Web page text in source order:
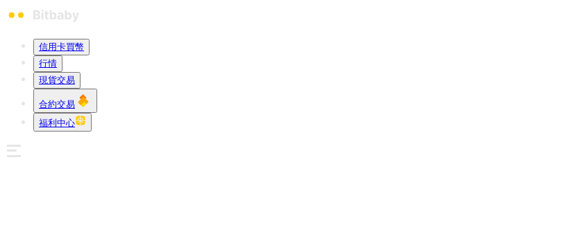
信用卡買幣
行情
現貨交易
合約交易
福利中心